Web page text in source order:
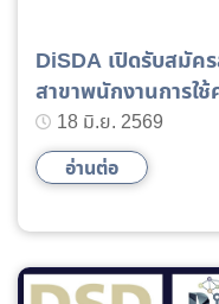
DiSDA เปิดรับสมัค
สาขาพนักงานการใ
ระดับ 2 รุ่นที่ 5 - 69
18 มิ.ย. 2569
อ่านต่อ